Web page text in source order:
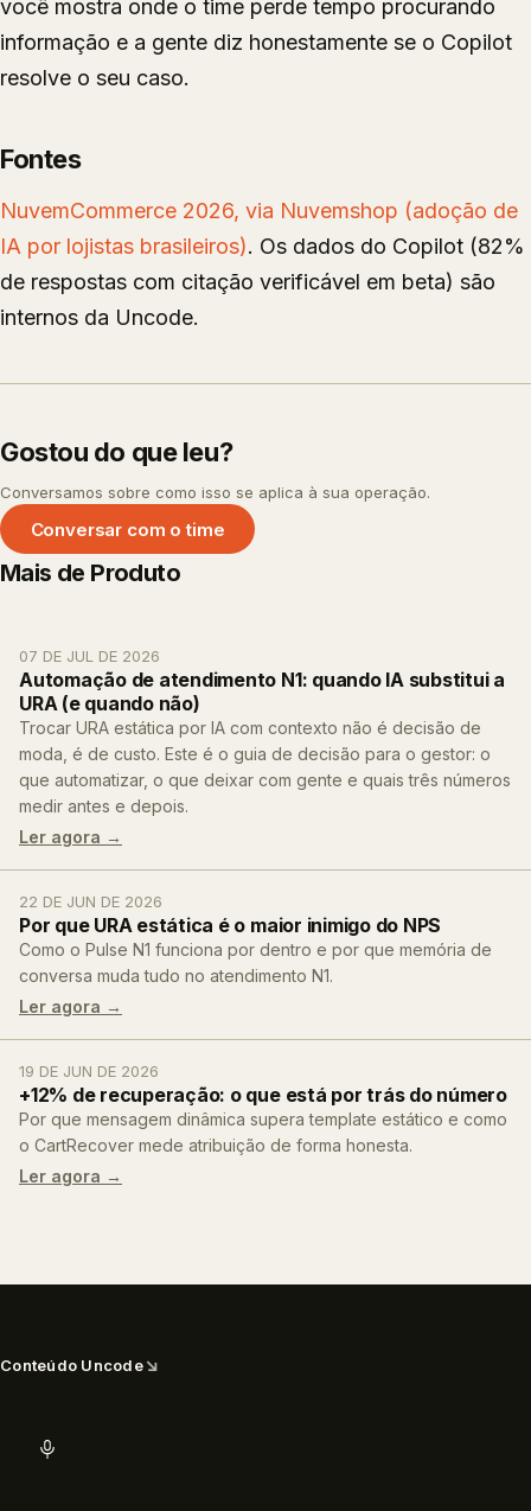
você mostra onde o time perde tempo procurando
informação e a gente diz honestamente se o Copilot
resolve o seu caso.
Fontes
NuvemCommerce 2026, via Nuvemshop (adoção de
IA por lojistas brasileiros). Os dados do Copilot (82%
de respostas com citação verificável em beta) são
internos da Uncode.
Gostou do que leu?
Conversamos sobre como isso se aplica à sua operação.
Conversar com o time
Mais de Produto
07 DE JUL DE 2026
Automação de atendimento N1: quando IA substitui a
URA (e quando não)
Trocar URA estática por IA com contexto não é decisão de
moda, é de custo. Este é o guia de decisão para o gestor: o
que automatizar, o que deixar com gente e quais três números
medir antes e depois.
Ler agora →
22 DE JUN DE 2026
Por que URA estática é o maior inimigo do NPS
Como o Pulse N1 funciona por dentro e por que memória de
conversa muda tudo no atendimento N1.
Ler agora →
19 DE JUN DE 2026
+12% de recuperação: o que está por trás do número
Por que mensagem dinâmica supera template estático e como
o CartRecover mede atribuição de forma honesta.
Ler agora →
Conteúdo Uncode↘